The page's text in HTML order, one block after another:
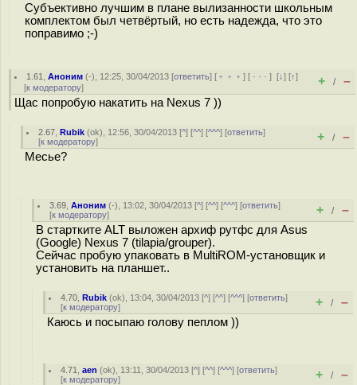
Субъективно лучшим в плане вылизанности школьным
комплектом был четвёртый, но есть надежда, что это
поправимо ;-)
1.61 ,Аноним (-), 12:25, 30/04/2013 [ответить] [ ﹢﹢﹢] [ · · ·][↓] [↑]
[к модератору] + / –
Щас попробую накатить на Nexus 7 ))
2.67 ,Rubik (ok), 12:56, 30/04/2013 [^] [^^] [^^^] [ответить]
[к модератору] + / –
Месье?
3.69 ,Аноним (-), 13:02, 30/04/2013 [^] [^^] [^^^] [ответить]
[к модератору] + / –
В стартките ALT выложен архиф рутфс для Asus
(Google) Nexus 7 (tilapia/grouper).
Сейчас пробую упаковать в MultiROM-установщик и
установить на планшет..
4.70 ,Rubik (ok), 13:04, 30/04/2013 [^] [^^] [^^^] [ответить]
[к модератору] + / –
Каюсь и посыпаю голову пеплом ))
4.71 ,aen (ok), 13:11, 30/04/2013 [^] [^^] [^^^] [ответить]
[к модератору] + / –